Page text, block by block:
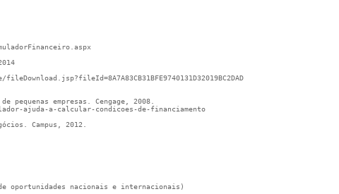
pequenas empresas. Cengage, 2008.
ajuda-a-calcular-condicoes-de-financiamento
Campus, 2012.
oportunidades nacionais e internacionais)